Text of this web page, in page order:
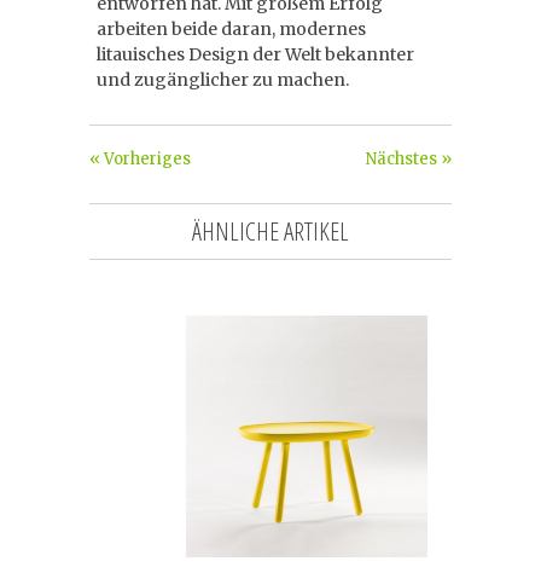
arbeiten beide daran, modernes
litauisches Design der Welt bekannter
und zugänglicher zu machen.
Nächstes »
« Vorheriges
ÄHNLICHE ARTIKEL